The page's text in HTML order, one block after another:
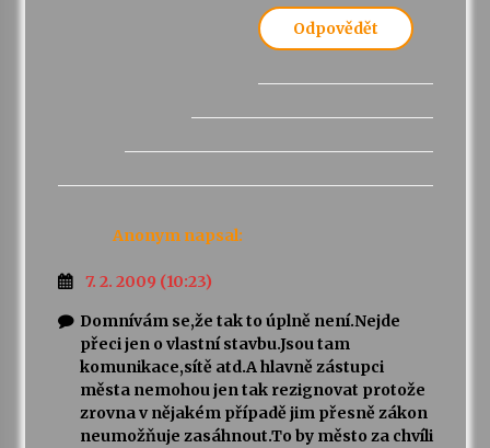
Odpovědět
Anonym napsal:
7. 2. 2009 (10:23)
Domnívám se,že tak to úplně není.Nejde
přeci jen o vlastní stavbu.Jsou tam
komunikace,sítě atd.A hlavně zástupci
města nemohou jen tak rezignovat protože
zrovna v nějakém případě jim přesně zákon
neumožňuje zasáhnout.To by město za chvíli